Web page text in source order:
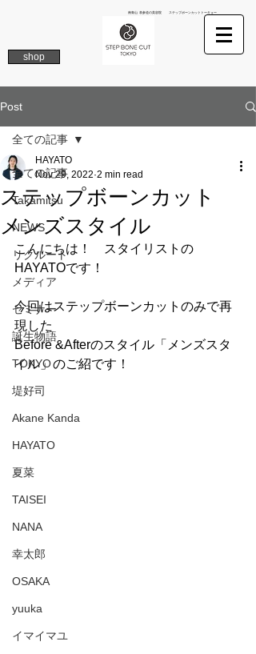
南青山 表参道の美容院 ステップボーンカットトーキョー
shop
Post
全ての記事
Takamitsu
NEWS
リクルート
メディア
セミナー
誕生物語
TOKYO
堤好司
Akane Kanda
HAYATO
夏菜
TAISEI
NANA
幸太郎
OSAKA
yuuka
イマイマユ
全ての記事
ステップボーンカット
メンズスタイル
HAYATO
Nov 29, 2022 2 min read
こんにちは！　スタイリストの
HAYATOです！
今回はステップボーンカットのみで再
現した
Before &Afterのスタイル「メンズスタ
イル」のご紹です！